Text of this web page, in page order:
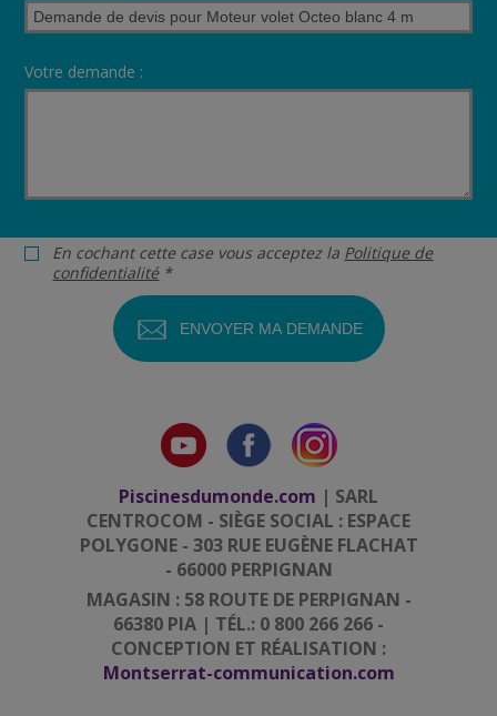
Votre demande :
En cochant cette case vous acceptez la Politique de
confidentialité*
Piscinesdumonde.com | SARL
CENTROCOM - SIÈGE SOCIAL : ESPACE
POLYGONE - 303 RUE EUGÈNE FLACHAT
- 66000 PERPIGNAN
MAGASIN : 58 ROUTE DE PERPIGNAN -
66380 PIA | TÉL.: 0 800 266 266 -
CONCEPTION ET RÉALISATION :
Montserrat-communication.com